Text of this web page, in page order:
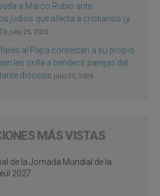
a Marco Rubio ante
judíos que afecta a cristianos (y
julio 25, 2026
al Papa contestan a su propio
les orilla a bendecir parejas del
diócesis julio 25, 2026
MÁS VISTAS
de la Jornada Mundial de la
2027